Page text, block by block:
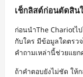
เช็กลิสต์ก่อนตัดสิน
ก่อนนำThe Chariotไป
กับใคร มีข้อมูลใดตรว
คำถามเหล่านี้ช่วยแยก
ถ้าคำตอบยังไม่ชัด ให้